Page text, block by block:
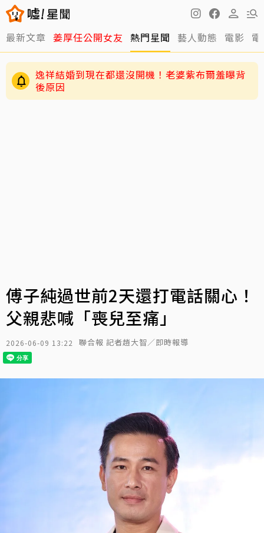
最新文章 姜厚任公開女友 熱門星聞 藝人動態 電影
逸祥結婚到現在都還沒開機！老婆紫布爾羞曝背
後原因
傅子純過世前2天還打電話關心！
父親悲喊「喪兒至痛」
2026-06-09 13:22 聯合報 記者趙大智／即時報導